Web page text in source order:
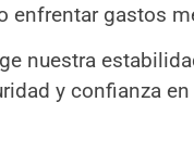
enfrentar gastos
nuestra
y confianza